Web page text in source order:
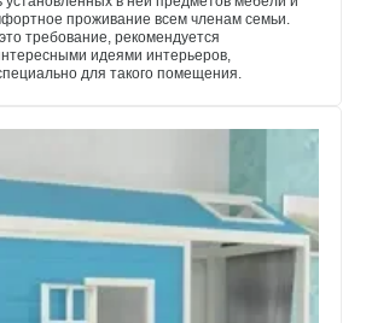
проживание всем членам семьи.
требование, рекомендуется
идеями интерьеров,
для такого помещения.